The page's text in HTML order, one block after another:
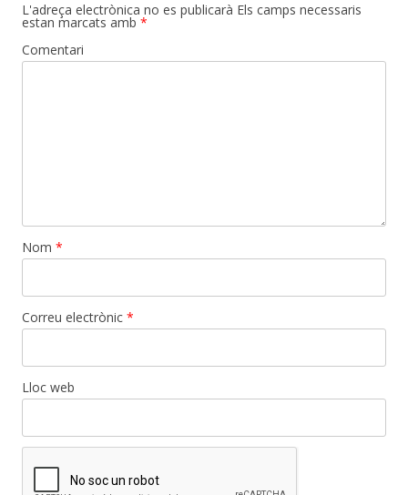
L'adreça electrònica no es publicarà Els camps necessaris
estan marcats amb *
Comentari
Nom *
Correu electrònic *
Lloc web